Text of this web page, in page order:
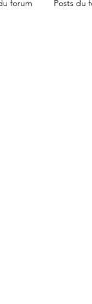
forum Posts du